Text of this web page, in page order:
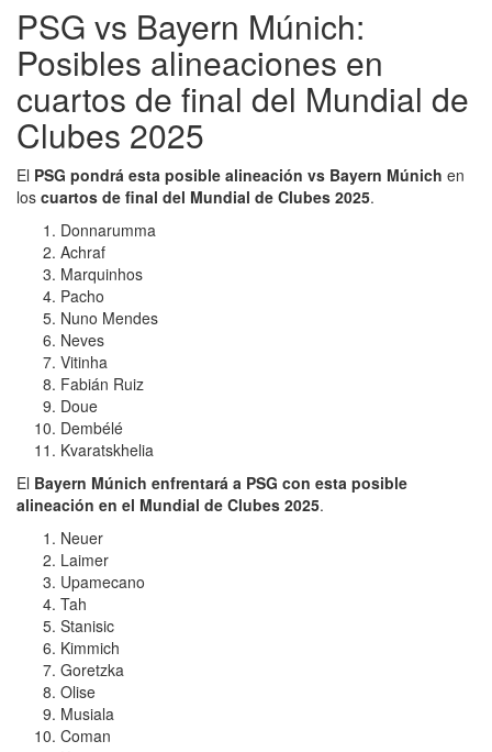
PSG vs Bayern Múnich:
Posibles alineaciones en
cuartos de final del Mundial de
Clubes 2025
El PSG pondrá esta posible alineación vs Bayern Múnich en
los cuartos de final del Mundial de Clubes 2025.
Donnarumma
Achraf
Marquinhos
Pacho
Nuno Mendes
Neves
Vitinha
Fabián Ruiz
Doue
Dembélé
Kvaratskhelia
El Bayern Múnich enfrentará a PSG con esta posible
alineación en el Mundial de Clubes 2025.
Neuer
Laimer
Upamecano
Tah
Stanisic
Kimmich
Goretzka
Olise
Musiala
Coman